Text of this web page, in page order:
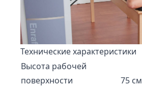
Технические характеристики
Высота рабочей
поверхности
75 см